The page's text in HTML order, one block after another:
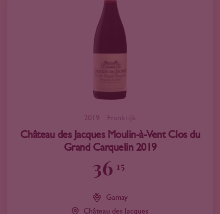
2019 Frankrijk
Château des Jacques Moulin-à-Vent Clos du
Grand Carquelin 2019
36 15
Gamay
Château des Jacques